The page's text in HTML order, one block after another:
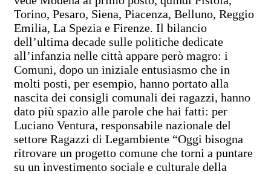
Torino, Pesaro, Siena, Piacenza, Belluno, Reggio
Emilia, La Spezia e Firenze. Il bilancio
dell’ultima decade sulle politiche dedicate
all’infanzia nelle città appare però magro: i
Comuni, dopo un iniziale entusiasmo che in
molti posti, per esempio, hanno portato alla
nascita dei consigli comunali dei ragazzi, hanno
dato più spazio alle parole che hai fatti: per
Luciano Ventura, responsabile nazionale del
settore Ragazzi di Legambiente “Oggi bisogna
ritrovare un progetto comune che torni a puntare
su un investimento sociale e culturale della